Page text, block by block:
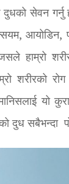
सेवन गर्नु
आयोडिन,
हाम्रो
शरीरको रोग
यो
दुध सबैभन्दा